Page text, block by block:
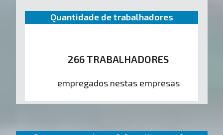
Quantidade de trabalhadores
266 TRABALHADORES
empregados nestas empresas